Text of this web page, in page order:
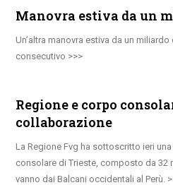
Manovra estiva da un
Un’altra manovra estiva da un
consecutivo
Regione e corpo
collaborazione
La Regione Fvg ha sottoscritto ieri
consolare di Trieste, composto da 32
vanno dai Balcani occidentali al Perù.